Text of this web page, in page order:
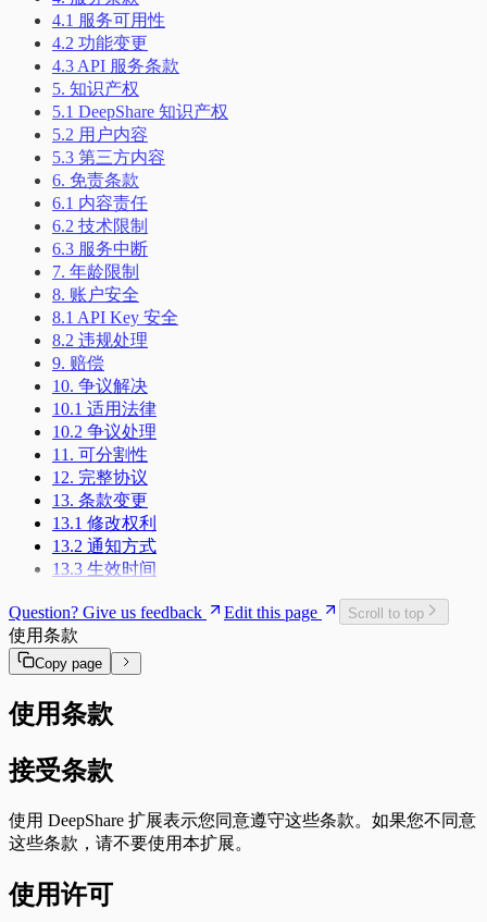
4.1 服务可用性
4.2 功能变更
4.3 API 服务条款
5. 知识产权
5.1 DeepShare 知识产权
5.2 用户内容
5.3 第三方内容
6. 免责条款
6.1 内容责任
6.2 技术限制
6.3 服务中断
7. 年龄限制
8. 账户安全
8.1 API Key 安全
8.2 违规处理
9. 赔偿
10. 争议解决
10.1 适用法律
10.2 争议处理
11. 可分割性
12. 完整协议
13. 条款变更
13.1 修改权利
13.2 通知方式
13.3 生效时间
Question? Give us feedback Edit this page Scroll to top
使用条款
Copy page
使用条款
接受条款
使用 DeepShare 扩展表示您同意遵守这些条款。如果您不同意
这些条款，请不要使用本扩展。
使用许可